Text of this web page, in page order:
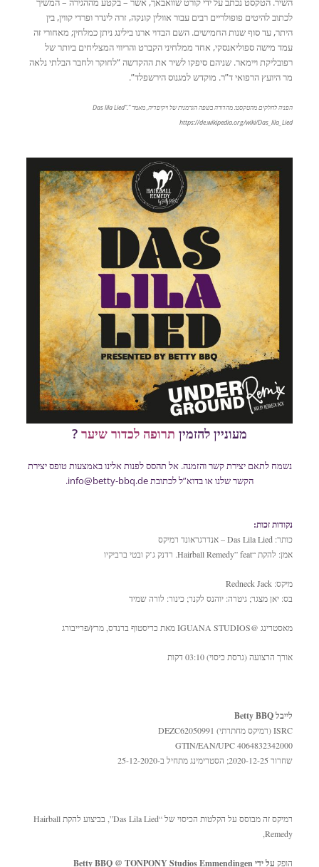
לכתוב להיטים פופולריים רבים עבור אוולין קונקה, זרה לינדר ופרדי קווין, בין
היתר, עד סוף שנות החמישים. השם הבדוי ארנו בילינג ניתן כמלחין; מאחורי זה
עמד מישה ספוליאנסקי, אחד ממלחיני הקברט והריווי המצליחים ביותר של
רפובליקת ויימאר. שניהם סיפקו לשיר את ההקדשה “לחוקר ולחבר הבלתי נלאה
מר היועץ הרפואי ד”ר. מוקדש למגנוס הירשפלד”.
הפניה לחלקים מהטקסט: מהדורה בשפה הגרמנית של ויקיפדיה, מאמר “Das lila Lied”.
https://de.wikipedia.org/wiki/Das_lila_Lied
מעוניין להזמין תרופה לכדור שיער ?
נשמח לתאם יצירת קשר והזמנה. אל תהסס לפנות אלינו באמצעותטופס יצירת
הקשרשלנו או בדוא”ל לכתובת info@betty-bbq.de.
נקודות זכות:
כותר: Das Lila Lied – אנדרגראונד רמיקס
אמן: להקת “Hairball Remedy” feat. רדנק ג’ק ובטי ברביקיו
מיקס: Redneck Jack
בס: יאן מצגר; גיטרה: יוהנס לקנר; כינור: לורה שמיד
מאסטרינג @IGUANA STUDIOS מאת כריסטוף ברנדס, מרץ/פרייבורג
אורך הרצועה (גרסת כיסוי) 03:10 דקות
לייבל Betty BBQ
ISRC (רמיקס מחתרתי) DEZC62050991
GTIN/EAN/UPC 4064832342000
שחרור 2020-12-25; הסטרימינג מתחיל ב-25-12-2020
רמיקס זה מבוסס על הקלטות הכיסוי של “Das Lila Lied”, בביצוע להקת Hairball
Remedy,
הופק על ידי Betty BBQ @ TONPONY Studios Emmendingen